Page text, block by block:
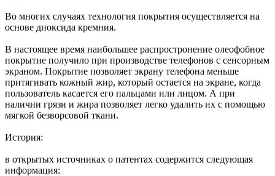
Во многих случаях технология покрытия осуществляется на
основе диоксида кремния.
В настоящее время наибольшее распростронение олеофобное
покрытие получило при производстве телефонов с сенсорным
экраном. Покрытие позволяет экрану телефона меньше
притягивать кожный жир, который остается на экране, когда
пользователь касается его пальцами или лицом. А при
наличии грязи и жира позволяет легко удалить их с помощью
мягкой безворсовой ткани.
История:
в открытых источниках о патентах содержится следующая
информация: